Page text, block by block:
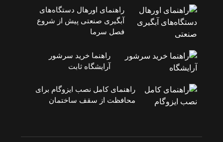
راهنمای اورهال دستگاه‌های
آبگیری صنعتی پیش از شروع
فصل سرما
راهنما خرید سرشور
آرایشگاه ثابت
راهنمای کامل نصب ایزوگام برای
محافظت از سقف ساختمان